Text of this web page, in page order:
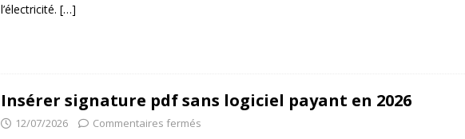
l’électricité. […]
Insérer signature pdf sans logiciel payant en 2026
12/07/2026 Commentaires fermés